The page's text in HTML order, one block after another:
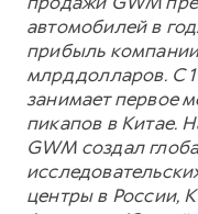
автомобилей в
прибыль
млрд долларов. С
занимает первое
пикапов в Китае.
GWM создал
центры в России,